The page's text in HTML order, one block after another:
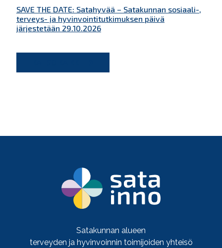
SAVE THE DATE: Satahyvää – Satakunnan sosiaali-,
terveys- ja hyvinvointitutkimuksen päivä
järjestetään 29.10.2026
Satakunnan alueen
terveyden ja hyvinvoinnin toimijoiden yhteisö